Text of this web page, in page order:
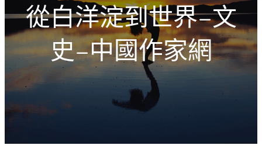
從白洋淀到世界–文
史–中國作家網